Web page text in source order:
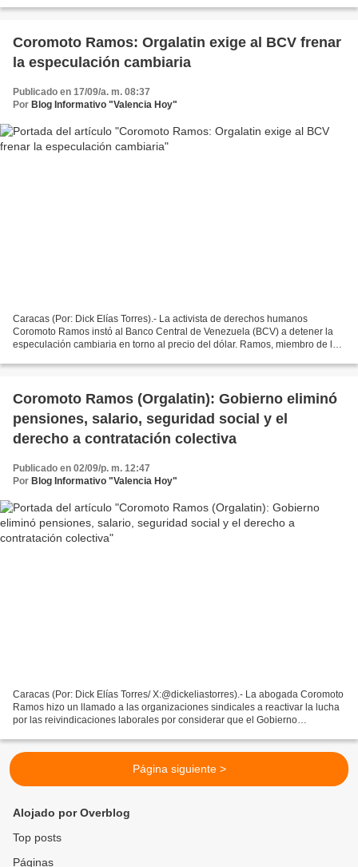
Coromoto Ramos: Orgalatin exige al BCV frenar
la especulación cambiaria
Publicado en 17/09/a. m. 08:37
Por Blog Informativo "Valencia Hoy"
Caracas (Por: Dick Elías Torres).- La activista de derechos humanos
Coromoto Ramos instó al Banco Central de Venezuela (BCV) a detener la
especulación cambiaria en torno al precio del dólar. Ramos, miembro de la
Coromoto Ramos (Orgalatin): Gobierno eliminó
pensiones, salario, seguridad social y el
derecho a contratación colectiva
Publicado en 02/09/p. m. 12:47
Por Blog Informativo "Valencia Hoy"
Caracas (Por: Dick Elías Torres/ X:@dickeliastorres).- La abogada Coromoto
Ramos hizo un llamado a las organizaciones sindicales a reactivar la lucha
por las reivindicaciones laborales por considerar que el Gobierno
Página siguiente >
Alojado por Overblog
Top posts
Páginas